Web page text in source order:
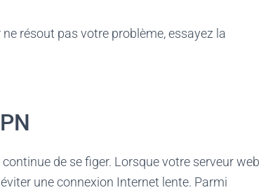
résout pas votre problème, essayez la
de se figer. Lorsque votre serveur web
une connexion Internet lente. Parmi